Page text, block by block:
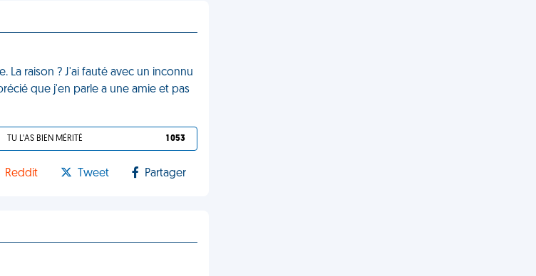
La raison ? J'ai fauté avec un inconnu
que j'en parle a une amie et pas
TU L'AS BIEN MÉRITÉ 1 053
Reddit Tweet Partager